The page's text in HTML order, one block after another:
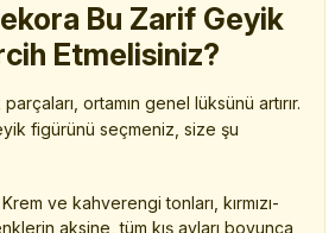
Bu Zarif Geyik
Etmelisiniz?
ortamın genel lüksünü artırır.
figürünü seçmeniz, size şu
Krem ve kahverengi tonları, kırmızı-
aksine, tüm kış ayları boyunca